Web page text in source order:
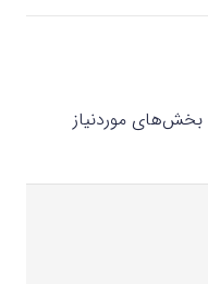
بخش‌های موردنیاز